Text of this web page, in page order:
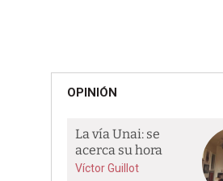
OPINIÓN
La vía Unai: se
acerca su hora
Víctor Guillot